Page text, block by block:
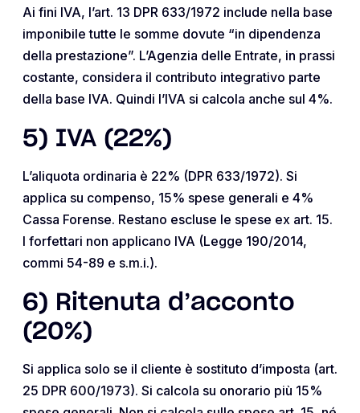
Ai fini IVA, l’art. 13 DPR 633/1972 include nella base
imponibile tutte le somme dovute “in dipendenza
della prestazione”. L’Agenzia delle Entrate, in prassi
costante, considera il contributo integrativo parte
della base IVA. Quindi l’IVA si calcola anche sul 4%.
5) IVA (22%)
L’aliquota ordinaria è 22% (DPR 633/1972). Si
applica su compenso, 15% spese generali e 4%
Cassa Forense. Restano escluse le spese ex art. 15.
I forfettari non applicano IVA (Legge 190/2014,
commi 54-89 e s.m.i.).
6) Ritenuta d’acconto
(20%)
Si applica solo se il cliente è sostituto d’imposta (art.
25 DPR 600/1973). Si calcola su onorario più 15%